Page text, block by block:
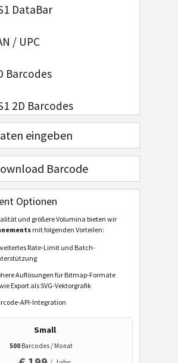
DataBar
/ UPC
Barcodes
2D Barcodes
Banking / SEPA
Tagging
Code
Matrix
anrufen
senden
Tweet
Profil
eingeben
Barcode
Optionen
und größere Volumina bieten wir
mit folgenden Vorteilen:
Rate-Limit und Batch-
Auflösungen für Bitmap-Formate
Export als SVG-Vektorgrafik
API-Integration
Small
500 Barcodes / Monat